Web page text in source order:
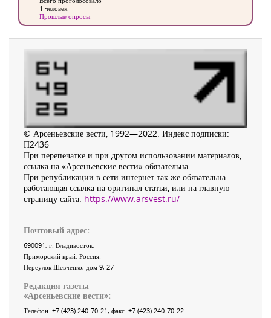
1 человек
Прошлые опросы
© Арсеньевские вести, 1992—2022. Индекс подписки:
П2436
При перепечатке и при другом использовании материалов,
ссылка на «Арсеньевские вести» обязательна.
При републикации в сети интернет так же обязательна
работающая ссылка на оригинал статьи, или на главную
страницу сайта: https://www.arsvest.ru/
Почтовый адрес:
690091, г. Владивосток,
Приморский край, Россия
Переулок Шевченко, дом 9, 27
Редакция газеты
«Арсеньевские вести»:
Телефон: +7 (423) 240-70-21, факс: +7 (423) 240-70-22